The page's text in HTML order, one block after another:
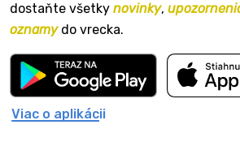
dostaňte všetky novinky,
oznamydo vrecka.
Viac o aplikácii